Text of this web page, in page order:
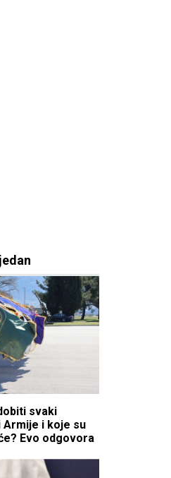
svaki
Armije i koje su
Evo odgovora